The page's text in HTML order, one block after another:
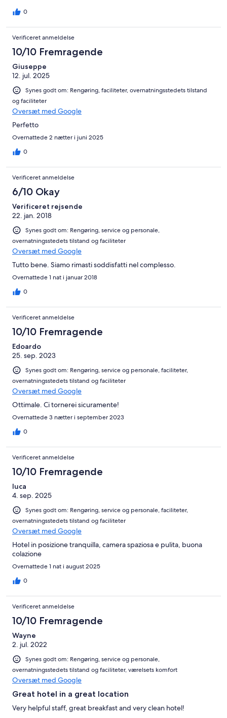
0
Verificeret anmeldelse
10/10 Fremragende
Giuseppe
12. jul. 2025
Synes godt om: Rengøring, faciliteter, overnatningsstedets tilstand
og faciliteter
Oversæt med Google
Perfetto
Overnattede 2 nætter i juni 2025
0
Verificeret anmeldelse
6/10 Okay
Verificeret rejsende
22. jan. 2018
Synes godt om: Rengøring, service og personale,
overnatningsstedets tilstand og faciliteter
Oversæt med Google
Tutto bene. Siamo rimasti soddisfatti nel complesso.
Overnattede 1 nat i januar 2018
0
Verificeret anmeldelse
10/10 Fremragende
Edoardo
25. sep. 2023
Synes godt om: Rengøring, service og personale, faciliteter,
overnatningsstedets tilstand og faciliteter
Oversæt med Google
Ottimale. Ci tornerei sicuramente!
Overnattede 3 nætter i september 2023
0
Verificeret anmeldelse
10/10 Fremragende
luca
4. sep. 2025
Synes godt om: Rengøring, service og personale, faciliteter,
overnatningsstedets tilstand og faciliteter
Oversæt med Google
Hotel in posizione tranquilla, camera spaziosa e pulita, buona
colazione
Overnattede 1 nat i august 2025
0
Verificeret anmeldelse
10/10 Fremragende
Wayne
2. jul. 2022
Synes godt om: Rengøring, service og personale,
overnatningsstedets tilstand og faciliteter, værelsets komfort
Oversæt med Google
Great hotel in a great location
Very helpful staff, great breakfast and very clean hotel!